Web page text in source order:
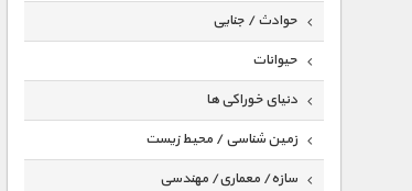
حوادث / جنایی
حیوانات
دنیای خوراکی ها
زمین شناسی / محیط زیست
سازه/ معماری/ مهندسی